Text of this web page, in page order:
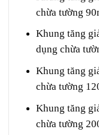
chừa tường
Khung tăng
dụng chừa
Khung tăng
chừa tường
Khung tăng
chừa tường